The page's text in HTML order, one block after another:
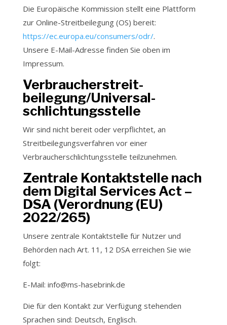
Die Europäische Kommission stellt eine Plattform
zur Online-Streitbeilegung (OS) bereit:
https://ec.europa.eu/consumers/odr/.
Unsere E-Mail-Adresse finden Sie oben im
Impressum.
Verbraucher­streit­
beilegung/Universal­
schlichtungs­stelle
Wir sind nicht bereit oder verpflichtet, an
Streitbeilegungsverfahren vor einer
Verbraucherschlichtungsstelle teilzunehmen.
Zentrale Kontaktstelle nach
dem Digital Services Act –
DSA (Verordnung (EU)
2022/265)
Unsere zentrale Kontaktstelle für Nutzer und
Behörden nach Art. 11, 12 DSA erreichen Sie wie
folgt:
E-Mail: info@ms-hasebrink.de
Die für den Kontakt zur Verfügung stehenden
Sprachen sind: Deutsch, Englisch.